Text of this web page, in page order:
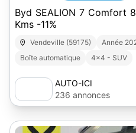
Byd SEALION 7 Comfort
Kms -11%
Vendeville (59175) Année
Boîte automatique
4x4 - SUV
AUTO-ICI
236 annonces